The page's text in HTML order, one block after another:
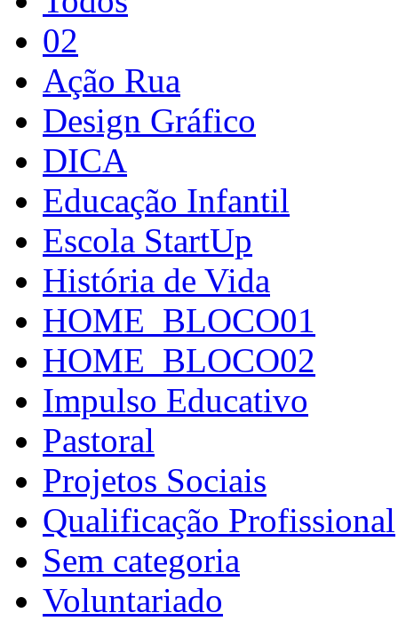
02
Ação Rua
Design Gráfico
DICA
Educação Infantil
Escola StartUp
História de Vida
HOME_BLOCO01
HOME_BLOCO02
Impulso Educativo
Pastoral
Projetos Sociais
Qualificação Profissional
Sem categoria
Voluntariado